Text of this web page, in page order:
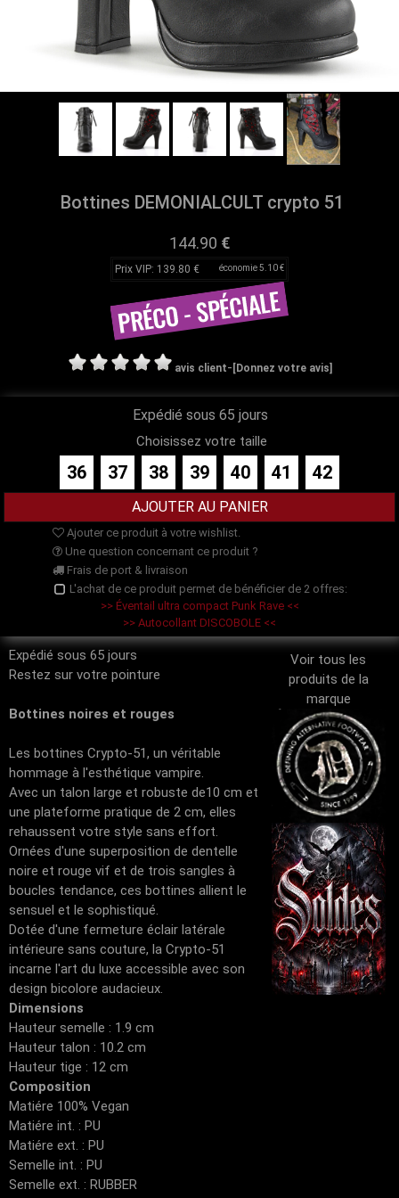
Bottines DEMONIALCULT crypto 51
144.90 €
Prix VIP: 139.80 € économie 5.10 €
avis client- [Donnez votre avis]
Expédié sous 65 jours
Choisissez votre taille
36 37 38 39 40 41 42
Ajouter ce produit à votre wishlist.
Une question concernant ce produit ?
Frais de port & livraison
L'achat de ce produit permet de bénéficier de 2 offres:
>> Éventail ultra compact Punk Rave <<
>> Autocollant DISCOBOLE <<
Voir tous les
produits de la
marque
Expédié sous 65 jours
Restez sur votre pointure
Bottines noires et rouges
Les bottines Crypto-51, un véritable
hommage à l'esthétique vampire.
Avec un talon large et robuste de10 cm et
une plateforme pratique de 2 cm, elles
rehaussent votre style sans effort.
Ornées d'une superposition de dentelle
noire et rouge vif et de trois sangles à
boucles tendance, ces bottines allient le
sensuel et le sophistiqué.
Dotée d'une fermeture éclair latérale
intérieure sans couture, la Crypto-51
incarne l'art du luxe accessible avec son
design bicolore audacieux.
Dimensions
Hauteur semelle : 1.9 cm
Hauteur talon : 10.2 cm
Hauteur tige : 12 cm
Composition
Matiére 100% Vegan
Matiére int. : PU
Matiére ext. : PU
Semelle int. : PU
Semelle ext. : RUBBER